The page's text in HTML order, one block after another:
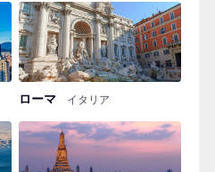
ローマ イタリア